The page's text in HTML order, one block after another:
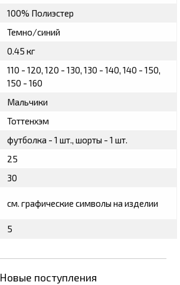
100% Полиэстер
Темно/синий
0.45 кг
110 - 120, 120 - 130, 130 - 140, 140 - 150,
150 - 160
Мальчики
Тоттенхэм
футболка - 1 шт., шорты - 1 шт.
25
30
см. графические символы на изделии
5
Новые поступления